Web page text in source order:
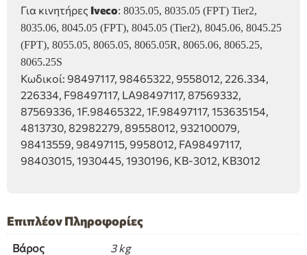
Για κινητήρες Iveco: 8035.05, 8035.05 (FPT) Tier2,
8035.06, 8045.05 (FPT), 8045.05 (Tier2), 8045.06, 8045.25
(FPT), 8055.05, 8065.05, 8065.05R, 8065.06, 8065.25,
8065.25S
Κωδικοί: 98497117, 98465322, 9558012, 226.334,
226334, F98497117, LA98497117, 87569332,
87569336, 1F.98465322, 1F.98497117, 153635154,
4813730, 82982279, 89558012, 932100079,
98413559, 98497115, 9958012, FA98497117,
98403015, 1930445, 1930196, KB-3012, KB3012
Επιπλέον Πληροφορίες
Βάρος 3 kg